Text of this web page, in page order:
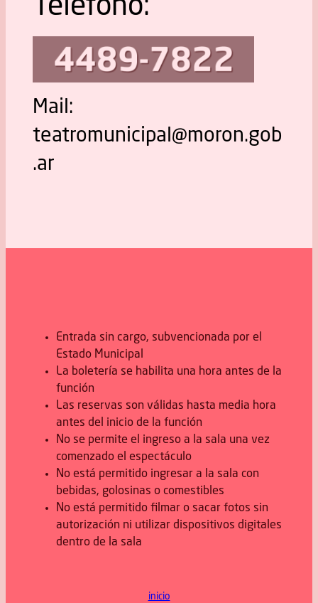
Teléfono:
Mail:
teatromunicipal@moron.gob
.ar
Entrada sin cargo, subvencionada por el
Estado Municipal
La boletería se habilita una hora antes de la
función
Las reservas son válidas hasta media hora
antes del inicio de la función
No se permite el ingreso a la sala una vez
comenzado el espectáculo
No está permitido ingresar a la sala con
bebidas, golosinas o comestibles
No está permitido filmar o sacar fotos sin
autorización ni utilizar dispositivos digitales
dentro de la sala
inicio